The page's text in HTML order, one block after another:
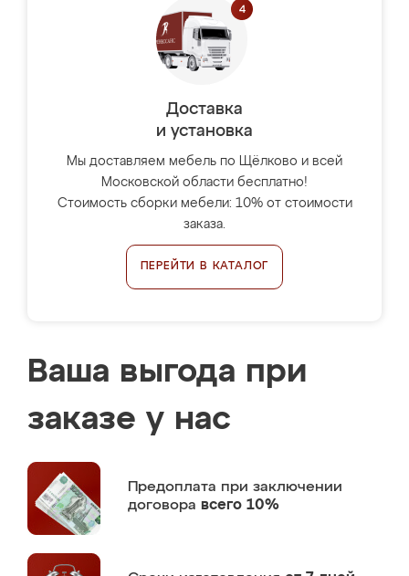
Доставка
и установка
Мы доставляем мебель по Щёлково и всей
Московской области бесплатно!
Стоимость сборки мебели: 10% от стоимости
заказа.
ПЕРЕЙТИ В КАТАЛОГ
Ваша выгода при
заказе у нас
Предоплата при заключении
договора всего 10%